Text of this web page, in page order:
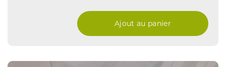
Ajout au panier